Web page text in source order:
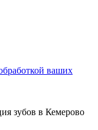
ваших
зубов в Кемерово